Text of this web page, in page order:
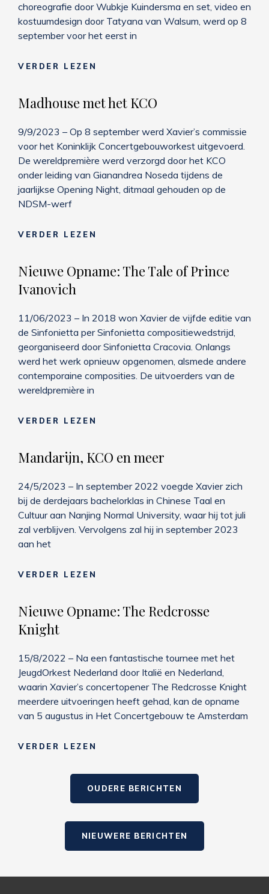
choreografie door Wubkje Kuindersma en set, video en
kostuumdesign door Tatyana van Walsum, werd op 8
september voor het eerst in
VERDER LEZEN
GOGH
DAVEREND
SUCCES
Madhouse met het KCO
9/9/2023 – Op 8 september werd Xavier’s commissie
voor het Koninklijk Concertgebouworkest uitgevoerd.
De wereldpremière werd verzorgd door het KCO
onder leiding van Gianandrea Noseda tijdens de
jaarlijkse Opening Night, ditmaal gehouden op de
NDSM-werf
VERDER LEZEN
KCO
Nieuwe Opname: The Tale of Prince
Ivanovich
11/06/2023 – In 2018 won Xavier de vijfde editie van
de Sinfonietta per Sinfonietta compositiewedstrijd,
georganiseerd door Sinfonietta Cracovia. Onlangs
werd het werk opnieuw opgenomen, alsmede andere
contemporaine composities. De uitvoerders van de
wereldpremière in
VERDER LEZEN
TALE
PRINCE
IVANOVICH
Mandarijn, KCO en meer
24/5/2023 – In september 2022 voegde Xavier zich
bij de derdejaars bachelorklas in Chinese Taal en
Cultuur aan Nanjing Normal University, waar hij tot juli
zal verblijven. Vervolgens zal hij in september 2023
aan het
VERDER LEZEN
MEER
Nieuwe Opname: The Redcrosse
Knight
15/8/2022 – Na een fantastische tournee met het
JeugdOrkest Nederland door Italië en Nederland,
waarin Xavier’s concertopener The Redcrosse Knight
meerdere uitvoeringen heeft gehad, kan de opname
van 5 augustus in Het Concertgebouw te Amsterdam
VERDER LEZEN
THE
REDCROSSE
Berichtennavigatie
OUDERE BERICHTEN
NIEUWERE BERICHTEN